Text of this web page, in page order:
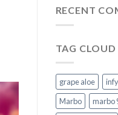
RECENT
TAG CLOUD
grape aloe infy
Marbo
marbo